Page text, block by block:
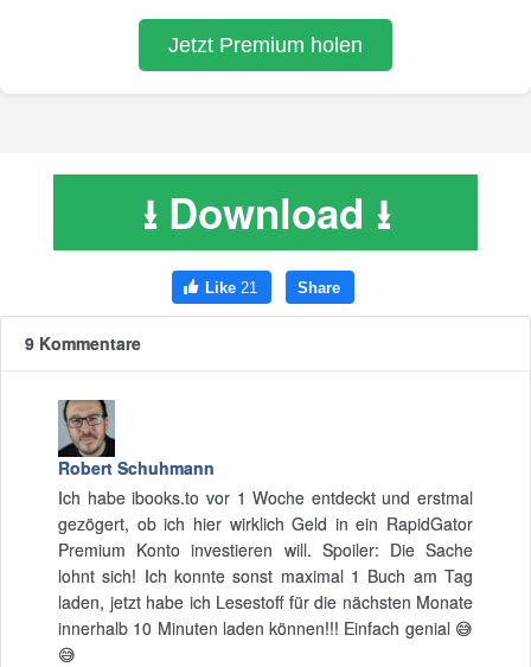
⭳ Download ⭳
9 Kommentare
Robert Schuhmann
Ich habe ibooks.to vor 1 Woche entdeckt und erstmal
gezögert, ob ich hier wirklich Geld in ein RapidGator
Premium Konto investieren will. Spoiler: Die Sache
lohnt sich! Ich konnte sonst maximal 1 Buch am Tag
laden, jetzt habe ich Lesestoff für die nächsten Monate
innerhalb 10 Minuten laden können!!! Einfach genial 😅
😅